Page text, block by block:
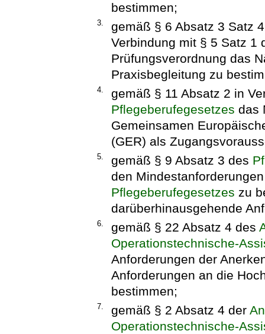
bestimmen;
3.
gemäß § 6 Absatz 3 Satz
Verbindung mit § 5 Satz 1
Prüfungsverordnung das
Praxisbegleitung zu
4.
gemäß § 11 Absatz 2 in
Pflegeberufegesetzes das
Gemeinsamen
(GER) als
5. gemäß § 9 Absatz 3 des
den
Pflegeberufegesetzes zu
darüberhinausgehende
6. gemäß § 22 Absatz 4 des
Operationstechnische-
Anforderungen der
Anforderungen an die
bestimmen;
7. gemäß § 2 Absatz 4 der
Operationstechnische-